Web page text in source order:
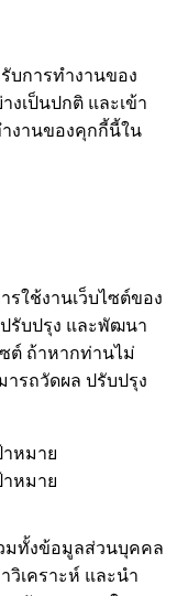
บการทำงานของ
งเป็นปกติ และเข้า
งานของคุกกี้นี้ใน
รใช้งานเว็บไซต์ของ
รับปรุง และพัฒนา
ต์ ถ้าหากท่านไม่
ารถวัดผล ปรับปรุง
าหมาย
าหมาย
มทั้งข้อมูลส่วนบุคคล
วิเคราะห์ และนำ